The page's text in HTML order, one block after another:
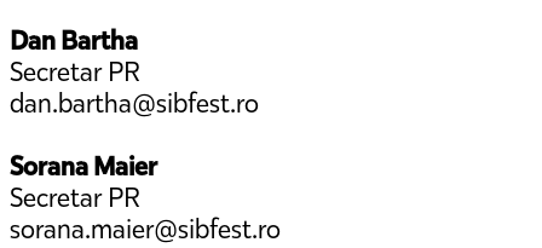
Dan Bartha
Secretar PR
dan.bartha@sibfest.ro
Sorana Maier
Secretar PR
sorana.maier@sibfest.ro